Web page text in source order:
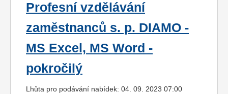
Profesní vzdělávání
zaměstnanců s. p. DIAMO -
MS Excel, MS Word -
pokročilý
Lhůta pro podávání nabídek: 04. 09. 2023 07:00